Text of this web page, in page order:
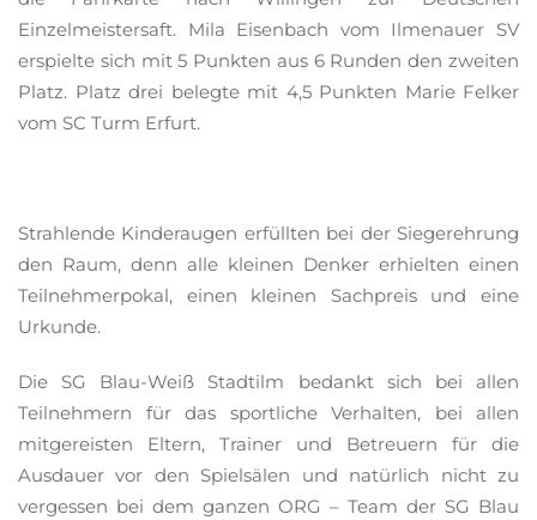
Einzelmeistersaft. Mila Eisenbach vom Ilmenauer SV
erspielte sich mit 5 Punkten aus 6 Runden den zweiten
Platz. Platz drei belegte mit 4,5 Punkten Marie Felker
vom SC Turm Erfurt.
Strahlende Kinderaugen erfüllten bei der Siegerehrung
den Raum, denn alle kleinen Denker erhielten einen
Teilnehmerpokal, einen kleinen Sachpreis und eine
Urkunde.
Die SG Blau-Weiß Stadtilm bedankt sich bei allen
Teilnehmern für das sportliche Verhalten, bei allen
mitgereisten Eltern, Trainer und Betreuern für die
Ausdauer vor den Spielsälen und natürlich nicht zu
vergessen bei dem ganzen ORG – Team der SG Blau